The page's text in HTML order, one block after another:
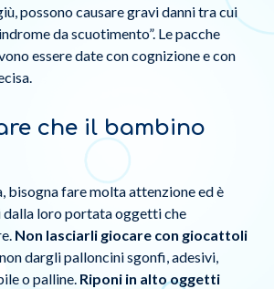
possono causare gravi danni tra cui
da scuotimento”. Le pacche
essere date con cognizione e con
che il bambino
bisogna fare molta attenzione ed è
loro portata oggetti che
Non lasciarli giocare con giocattoli
dargli palloncini sgonfi, adesivi,
o palline. Riponi in alto oggetti